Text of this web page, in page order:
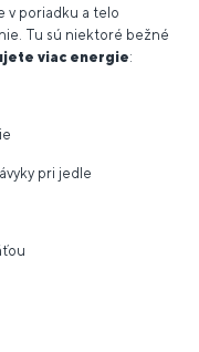
v poriadku a telo
Tu sú niektoré bežné
viac energie:
pri jedle